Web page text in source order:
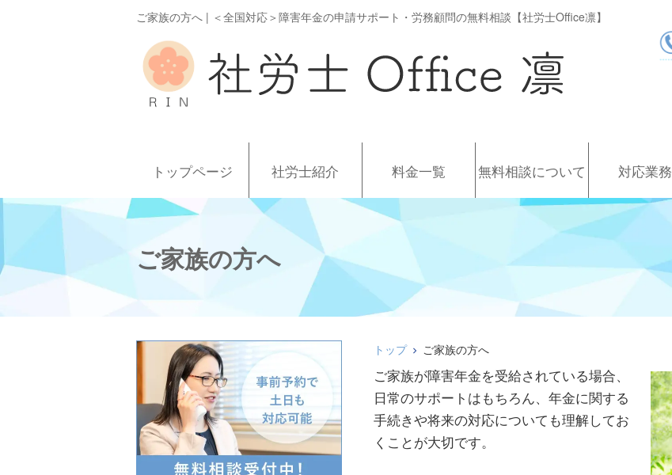
ご家族の方へ | ＜全国対応＞障害年金の申請サポート・労務顧問の無料相談【社労士Office凛】
トップページ 社労士紹介 料金一覧 無料相談について 対応業務
ご家族の方へ
トップ ご家族の方へ
ご家族が障害年金を受給されている場合、
日常のサポートはもちろん、年金に関する
手続きや将来の対応についても理解してお
くことが大切です。